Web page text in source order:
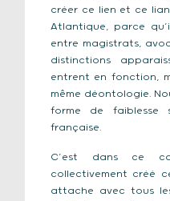
créer ce lien et ce
Atlantique, parce
entre magistrats,
distinctions
entrent en fonction,
même déontologie.
forme de faiblesse
française.
C’est dans ce
collectivement créé
attache avec tous